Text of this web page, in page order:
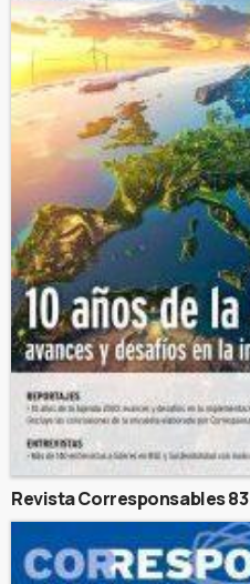
Revista Corresponsables 83